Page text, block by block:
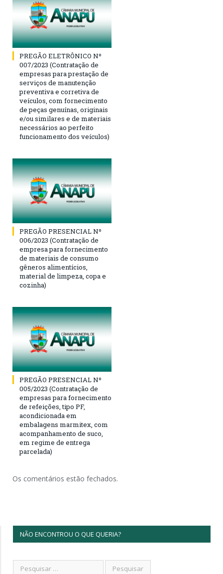
PREGÃO ELETRÔNICO Nº
007/2023 (Contratação de
empresas para prestação de
serviços de manutenção
preventiva e corretiva de
veículos, com fornecimento
de peças genuínas, originais
e/ou similares e de materiais
necessários ao perfeito
funcionamento dos veículos)
PREGÃO PRESENCIAL Nº
006/2023 (Contratação de
empresa para fornecimento
de materiais de consumo
gêneros alimentícios,
material de limpeza, copa e
cozinha)
PREGÃO PRESENCIAL Nº
005/2023 (Contratação de
empresas para fornecimento
de refeições, tipo PF,
acondicionada em
embalagens marmitex, com
acompanhamento de suco,
em regime de entrega
parcelada)
Os comentários estão fechados.
NÃO ENCONTROU O QUE QUERIA?